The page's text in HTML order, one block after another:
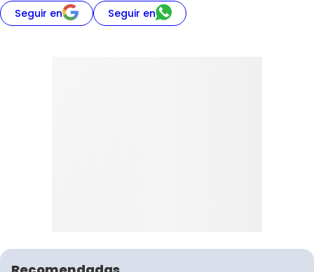
Seguir en Seguir en